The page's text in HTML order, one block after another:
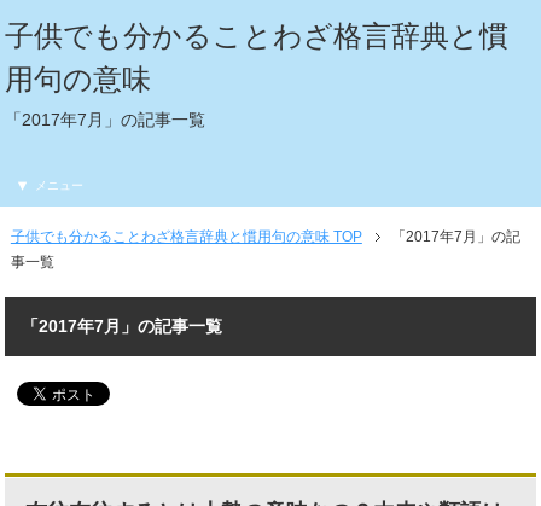
子供でも分かることわざ格言辞典と慣
用句の意味
「2017年7月」の記事一覧
メニュー
子供でも分かることわざ格言辞典と慣用句の意味 TOP
「2017年7月」の記
事一覧
「2017年7月」の記事一覧